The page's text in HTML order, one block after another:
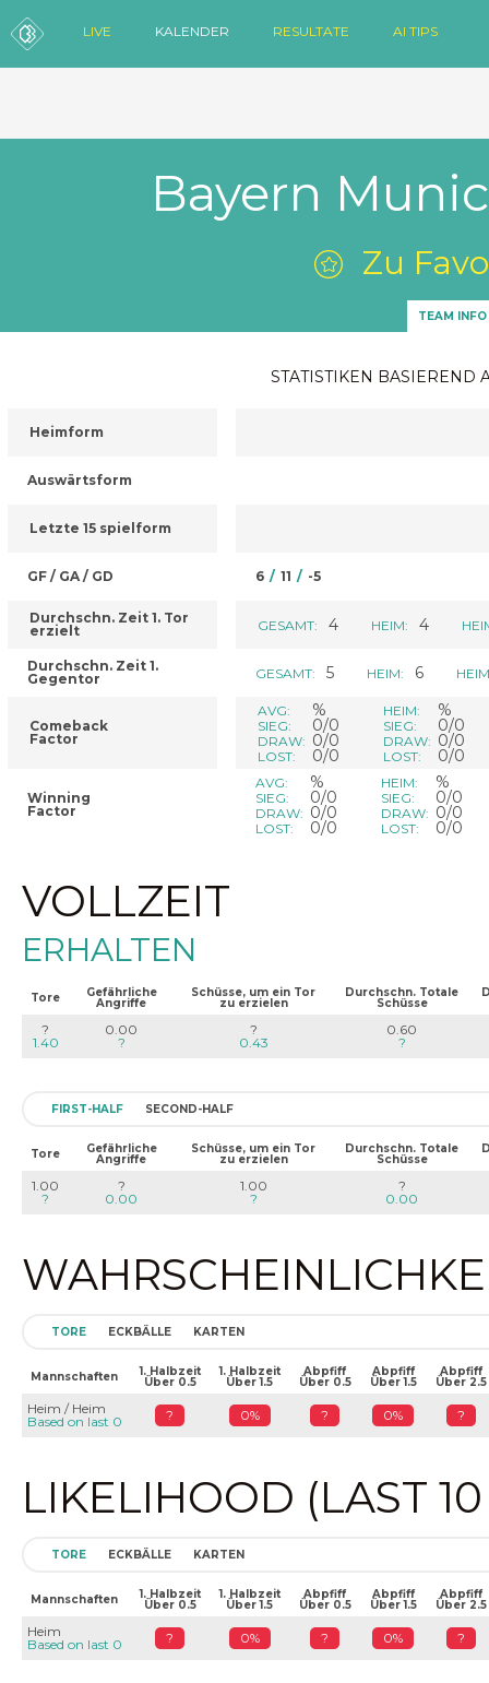
LIVE KALENDER RESULTATE AI TIPS
Bayern
Zu
TEAM INFO
STATISTIKEN BASIEREND
Heimform
Auswärtsform
Letzte 15 spielform
GF / GA / GD
Durchschn. Zeit 1. Tor
erzielt
Durchschn. Zeit 1.
Gegentor
Comeback
Factor
Winning
Factor
6 / 11 / -5
GESAMT: 4 HEIM: 4
GESAMT: 5 HEIM: 6
AVG: %
SIEG: 0/0
DRAW: 0/0
LOST: 0/0
HEIM: %
SIEG: 0/0
DRAW: 0/0
LOST: 0/0
AVG: %
SIEG: 0/0
DRAW: 0/0
LOST: 0/0
HEIM: %
SIEG: 0/0
DRAW: 0/0
LOST: 0/0
VOLLZEIT
ERHALTEN
Tore Gefährliche
Angriffe
Schüsse, um ein Tor
zu erzielen
Durchschn. Totale
Schüsse
?
1.40
0.00
?
?
0.43
0.60
?
FIRST-HALF SECOND-HALF
Tore Gefährliche
Angriffe
Schüsse, um ein Tor
zu erzielen
Durchschn. Totale
Schüsse
1.00
?
?
0.00
1.00
?
?
0.00
TORE ECKBÄLLE KARTEN
Mannschaften 1. Halbzeit
Über 0.5
1. Halbzeit
Über 1.5
Abpfiff
Über 0.5
Abpfiff
Über 1.5
Abpfiff
Über 2.5
Heim / Heim
Based on last 0
? 0% ? 0% ?
LIKELIHOOD (LAST
TORE ECKBÄLLE KARTEN
Mannschaften 1. Halbzeit
Über 0.5
1. Halbzeit
Über 1.5
Abpfiff
Über 0.5
Abpfiff
Über 1.5
Abpfiff
Über 2.5
Heim
Based on last 0
? 0% ? 0% ?